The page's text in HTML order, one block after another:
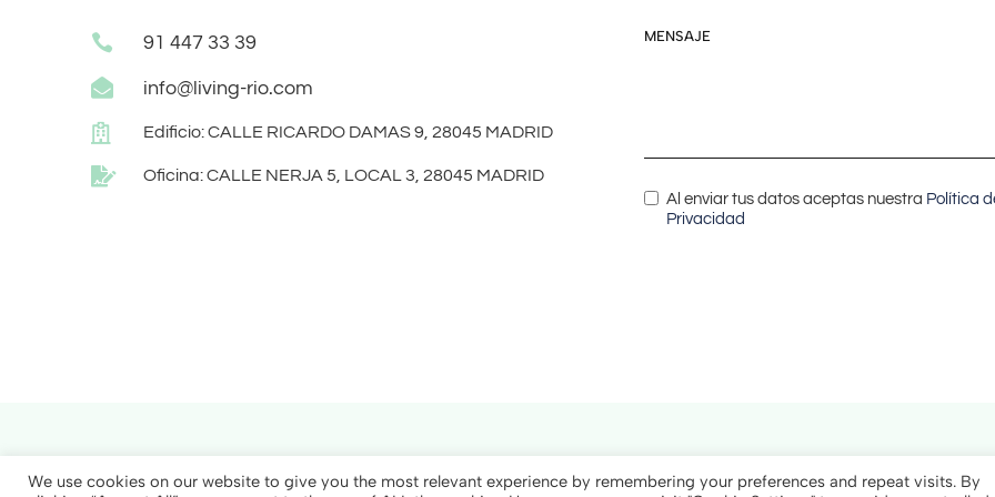
 91 447 33 39
 info@living-rio.com
 Edificio: CALLE RICARDO DAMAS 9, 28045 MADRID
 Oficina: CALLE NERJA 5, LOCAL 3, 28045 MADRID
MENSAJE
Al enviar tus datos aceptas nuestra Política
Privacidad
We use cookies on our website to give you the most relevant experience by remembering your preferences and repeat visits. By